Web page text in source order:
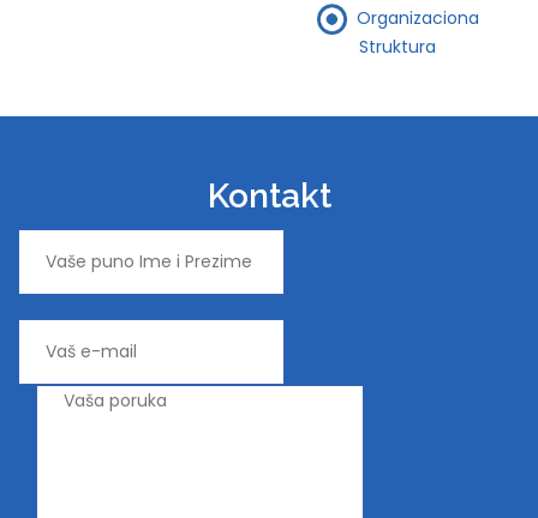
Organizaciona
Struktura
Kontakt